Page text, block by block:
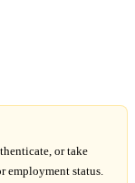
or take
employment status.